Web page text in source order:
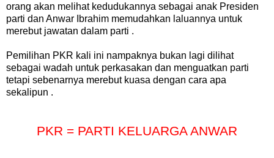
orang akan melihat kedudukannya sebagai anak Presiden
parti dan Anwar Ibrahim memudahkan laluannya untuk
merebut jawatan dalam parti .
Pemilihan PKR kali ini nampaknya bukan lagi dilihat
sebagai wadah untuk perkasakan dan menguatkan parti
tetapi sebenarnya merebut kuasa dengan cara apa
sekalipun .
PKR = PARTI KELUARGA ANWAR